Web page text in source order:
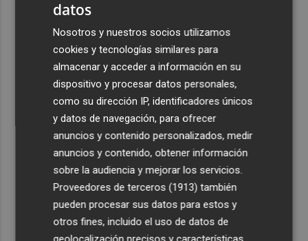
El turismo de lujo consume hasta 1.000 litros de agua al
día y los expertos advierten de "mala gestión"
Recibe toda la actualidad de
Plaza Podcast en tu correo
Quiero suscribirme
datos
Nosotros y nuestros socios utilizamos
cookies y tecnologías similares para
almacenar y acceder a información en su
dispositivo y procesar datos personales,
como su dirección IP, identificadores únicos
y datos de navegación, para ofrecer
anuncios y contenido personalizados, medir
anuncios y contenido, obtener información
sobre la audiencia y mejorar los servicios.
Proveedores de terceros (1913) también
pueden procesar sus datos para estos y
otros fines, incluido el uso de datos de